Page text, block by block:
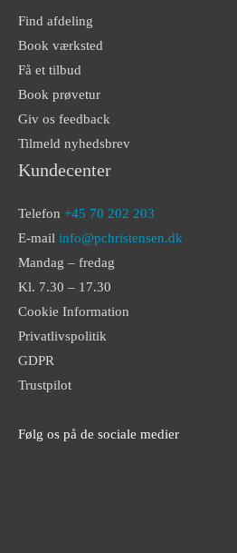
Find afdeling
Book værksted
Få et tilbud
Book prøvetur
Giv os feedback
Tilmeld nyhedsbrev
Kundecenter
Telefon +45 70 202 203
E-mail info@pchristensen.dk
Mandag – fredag
Kl. 7.30 – 17.30
Cookie Information
Privatlivspolitik
GDPR
Trustpilot
Følg os på de sociale medier